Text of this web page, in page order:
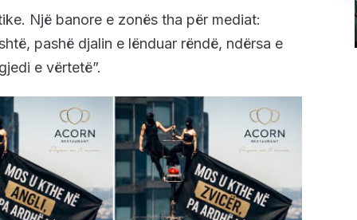
Një banore e zonës tha për mediat:
pashë djalin e lënduar rëndë, ndërsa e
e vërtetë”.